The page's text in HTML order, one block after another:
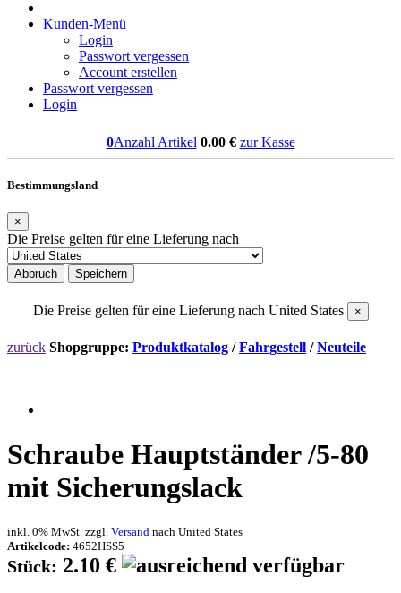
Kunden-Menü
Login
Passwort vergessen
Account erstellen
Passwort vergessen
Login
0Anzahl Artikel 0.00€ zur Kasse
Bestimmungsland
×
Die Preise gelten für eine Lieferung nach
Abbruch Speichern
Die Preise gelten für eine Lieferung nach United States ×
zurück Shopgruppe: Produktkatalog /Fahrgestell /Neuteile
Schraube Hauptständer /5-80
mit Sicherungslack
inkl. 0% MwSt. zzgl. Versand nach United States
Artikelcode: 4652HSS5
Stück: 2.10 €